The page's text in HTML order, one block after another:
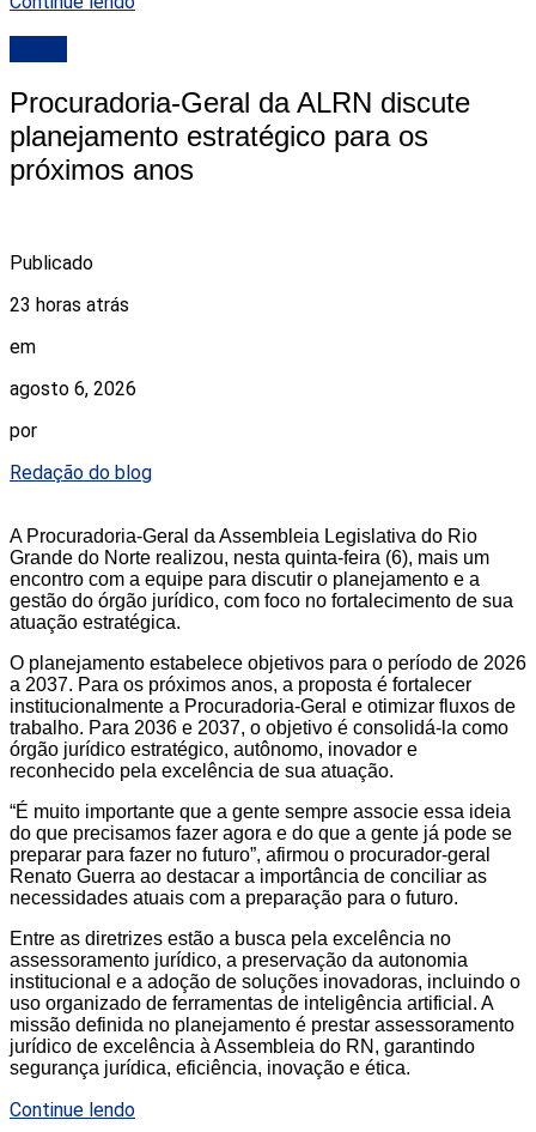
Procuradoria-Geral da ALRN discute
planejamento estratégico para os
próximos anos
Publicado
23 horas atrás
em
agosto 6, 2026
por
Redação do blog
A Procuradoria-Geral da Assembleia Legislativa do Rio
Grande do Norte realizou, nesta quinta-feira (6), mais um
encontro com a equipe para discutir o planejamento e a
gestão do órgão jurídico, com foco no fortalecimento de sua
atuação estratégica.
O planejamento estabelece objetivos para o período de 2026
a 2037. Para os próximos anos, a proposta é fortalecer
institucionalmente a Procuradoria-Geral e otimizar fluxos de
trabalho. Para 2036 e 2037, o objetivo é consolidá-la como
órgão jurídico estratégico, autônomo, inovador e
reconhecido pela excelência de sua atuação.
“É muito importante que a gente sempre associe essa ideia
do que precisamos fazer agora e do que a gente já pode se
preparar para fazer no futuro”, afirmou o procurador-geral
Renato Guerra ao destacar a importância de conciliar as
necessidades atuais com a preparação para o futuro.
Entre as diretrizes estão a busca pela excelência no
assessoramento jurídico, a preservação da autonomia
institucional e a adoção de soluções inovadoras, incluindo o
uso organizado de ferramentas de inteligência artificial. A
missão definida no planejamento é prestar assessoramento
jurídico de excelência à Assembleia do RN, garantindo
segurança jurídica, eficiência, inovação e ética.
Continue lendo